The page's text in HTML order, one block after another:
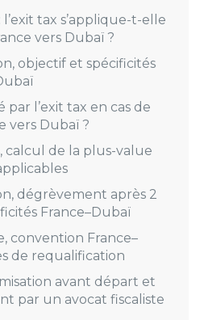
l’exit tax s’applique-t-elle
vers Dubaï ?
objectif et spécificités
par l’exit tax en cas de
vers Dubaï ?
calcul de la plus-value
dégrèvement après 2
France–Dubaï
convention France–
de requalification
avant départ et
par un avocat fiscaliste